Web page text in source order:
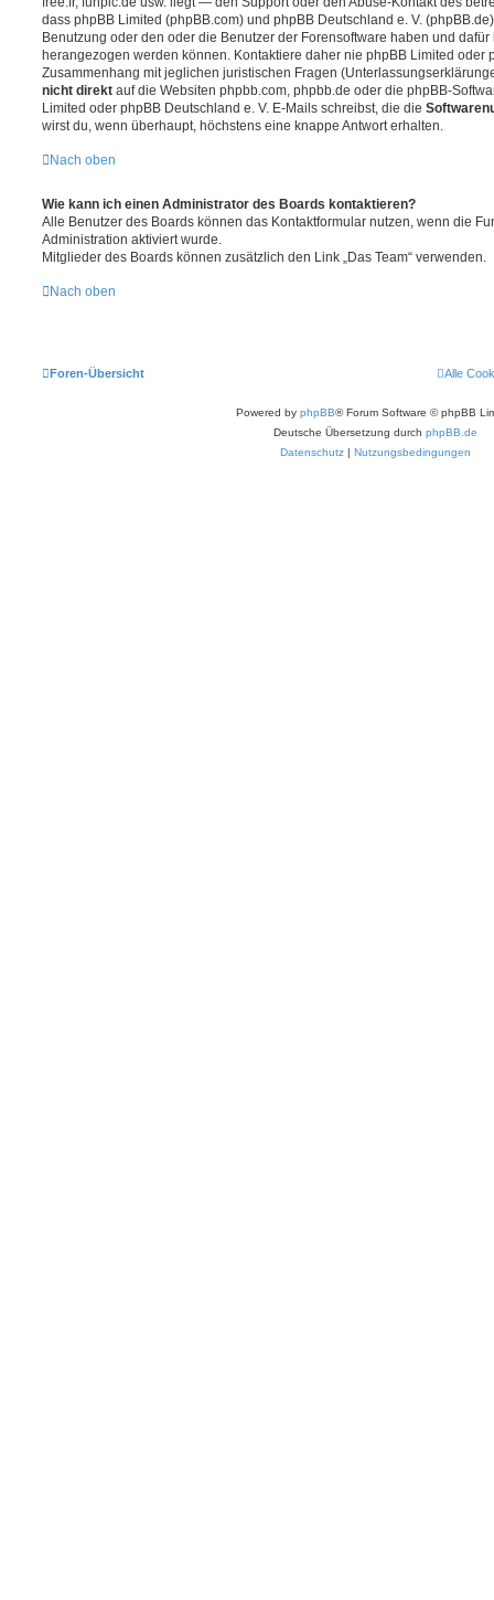
dass phpBB Limited (phpBB.com) und phpBB Deutschland e. V.
Benutzung oder den oder die Benutzer der Forensoftware haben und
herangezogen werden können. Kontaktiere daher nie phpBB Limited oder
Zusammenhang mit jeglichen juristischen Fragen
nicht direkt auf die Websiten phpbb.com, phpbb.de oder die phpBB-
Limited oder phpBB Deutschland e. V. E-Mails schreibst, die die
wirst du, wenn überhaupt, höchstens eine knappe Antwort erhalten.
Nach oben
Wie kann ich einen Administrator des Boards kontaktieren?
Alle Benutzer des Boards können das Kontaktformular nutzen, wenn die
Administration aktiviert wurde.
Mitglieder des Boards können zusätzlich den Link „Das Team“ verwenden.
Nach oben
Foren-Übersicht Alle
Powered by phpBB® Forum Software © phpBB
Deutsche Übersetzung durch phpBB.de
Datenschutz | Nutzungsbedingungen